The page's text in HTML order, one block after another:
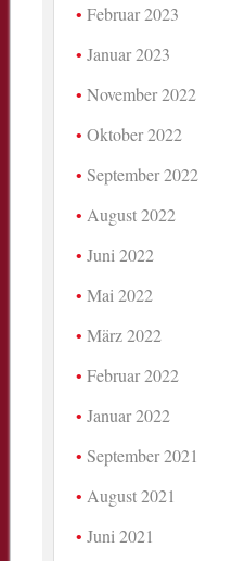
Februar 2023
Januar 2023
November 2022
Oktober 2022
September 2022
August 2022
Juni 2022
Mai 2022
März 2022
Februar 2022
Januar 2022
September 2021
August 2021
Juni 2021